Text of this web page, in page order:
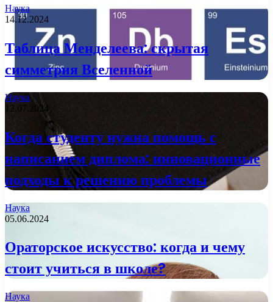
Наука
14.12.2024
Таблица Менделеева: скрытая
симметрия Вселенной
Наука
12.07.2024
Когда студенту нужна помощь с
написанием диплома: инновационные
подходы к решению проблемы
Наука
05.06.2024
Ораторское искусство: когда и чему
стоит учиться в школе?
Наука